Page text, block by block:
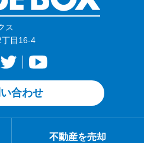
ス
丁目16-4
合わせ
不動産を売却